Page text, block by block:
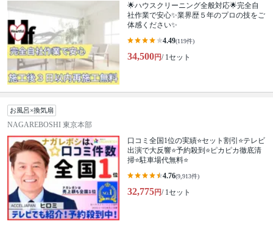
🌟ハウスクリーニング全般対応🌟完全自
社作業で安心✨業界歴５年のプロの技をご
体感ください✨
4.49(119件)
34,500円/ 1セット
お風呂×換気扇
NAGAREBOSHI 東京本部
口コミ全国1位の実績⭐セット割引⭐テレビ
出演で大反響⭐予約殺到⭐ピカピカ徹底清
掃⭐駐車場代無料⭐
4.76(9,913件)
32,775円/ 1セット